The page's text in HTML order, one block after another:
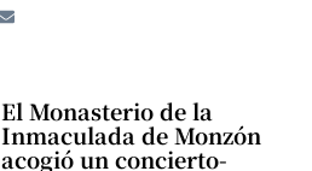
El Monasterio de la
Inmaculada de Monzón
acogió un concierto-